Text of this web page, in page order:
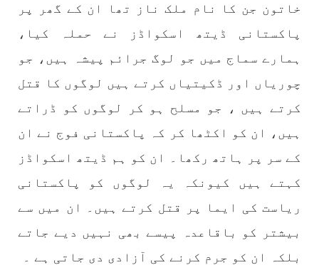
خاتون جن کا نام ملک ناز تھا ان کے گھر پر
پاکستانی ڈیتھ اسکواڈز نے حملہ کیا،
ہمارے سماج میں جو لوگ جرائم پیشہ ہیں، جو
چوریاں اور ڈکیتیاں کرتے ہیں لوگوں کا قتل
کرتے ہیں ، جو مسلح ہو کر لوگوں کو ڈراتے
ہیں، ان کو اکٹھا کر کہ پاکستانی فوج نے ان
کے سر پر ہاتھ رکھا۔ ان کو ہم ڈیتھ اسکواڈز
کہتے ہیں کیونکہ یہ لوگوں کو پاکستانی
ریاست کی ایما پر قتل کرتے ہیں۔ ان میں سے
بیشتر کو باقاعدہ پیسے بھی نہیں دیے جاتے
بلکہ ان کو جرم کرنے کی آزادی دی جاتی ہے ۔